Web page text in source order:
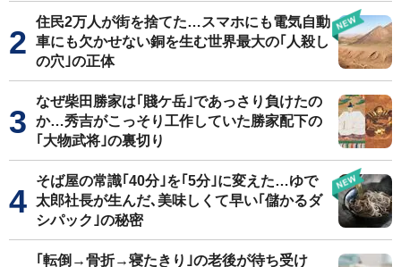
住民2万人が街を捨てた…スマホにも電気自動
車にも欠かせない銅を生む世界最大の｢人殺し
の穴｣の正体
なぜ柴田勝家は｢賤ケ岳｣であっさり負けたの
か…秀吉がこっそり工作していた勝家配下の
｢大物武将｣の裏切り
そば屋の常識｢40分｣を｢5分｣に変えた…ゆで
太郎社長が生んだ､美味しくて早い｢儲かるダ
シパック｣の秘密
｢転倒→骨折→寝たきり｣の老後が待ち受け